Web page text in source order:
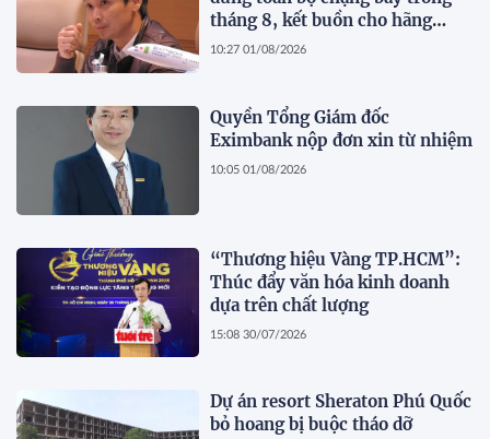
tháng 8, kết buồn cho hãng
hàng không do ông Trịnh Văn
10:27 01/08/2026
Quyền Tổng Giám đốc
Eximbank nộp đơn xin từ nhiệm
10:05 01/08/2026
“Thương hiệu Vàng TP.HCM”:
Thúc đẩy văn hóa kinh doanh
dựa trên chất lượng
15:08 30/07/2026
Dự án resort Sheraton Phú Quốc
bỏ hoang bị buộc tháo dỡ